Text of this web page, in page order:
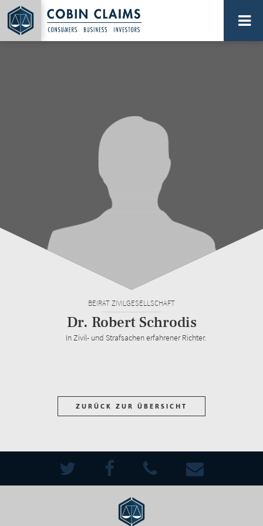
Direkt
zum
Inhalt
BEIRAT ZIVILGESELLSCHAFT
Dr. Robert Schrodis
In Zivil- und Strafsachen erfahrener Richter.
ZURÜCK ZUR ÜBERSICHT